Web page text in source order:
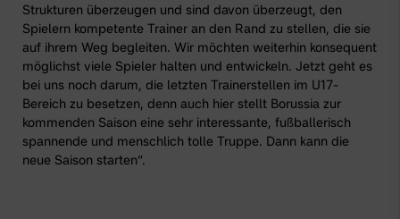
Strukturen überzeugen und sind davon überzeugt, den
Spielern kompetente Trainer an den Rand zu stellen, die sie
auf ihrem Weg begleiten. Wir möchten weiterhin konsequent
möglichst viele Spieler halten und entwickeln. Jetzt geht es
bei uns noch darum, die letzten Trainerstellen im U17-
Bereich zu besetzen, denn auch hier stellt Borussia zur
kommenden Saison eine sehr interessante, fußballerisch
spannende und menschlich tolle Truppe. Dann kann die
neue Saison starten“.